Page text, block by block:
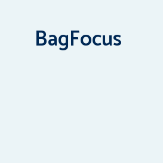
BagFocus